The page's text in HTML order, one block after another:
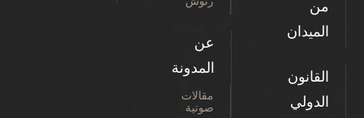
من
الميدان
القانون
الدولي
عن
المدونة
مقالات
صوتية